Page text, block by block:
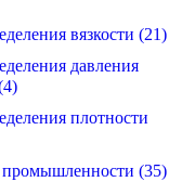
вязкости (21)
давления
плотности
(35)